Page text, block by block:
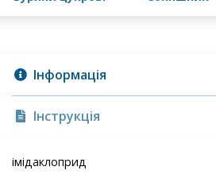
Інформація
Інструкція
імідаклоприд